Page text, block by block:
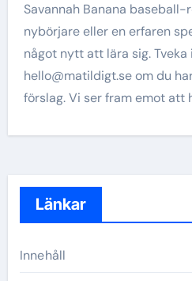
Savannah Banana
nybörjare eller en erfaren
något nytt att lära sig.
hello@matildigt.seom du
förslag. Vi ser fram emot att
Länkar
Innehåll